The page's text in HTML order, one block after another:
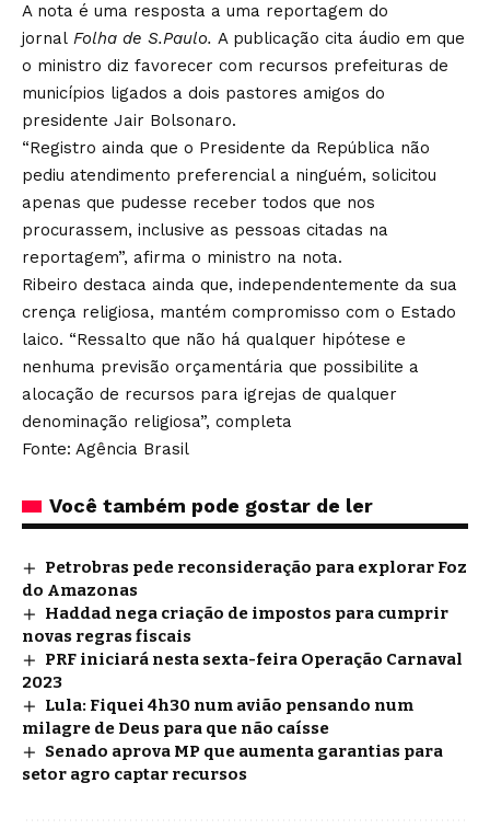
A nota é uma resposta a uma reportagem do
jornal Folha de S.Paulo. A publicação cita áudio em que
o ministro diz favorecer com recursos prefeituras de
municípios ligados a dois pastores amigos do
presidente Jair Bolsonaro.
“Registro ainda que o Presidente da República não
pediu atendimento preferencial a ninguém, solicitou
apenas que pudesse receber todos que nos
procurassem, inclusive as pessoas citadas na
reportagem”, afirma o ministro na nota.
Ribeiro destaca ainda que, independentemente da sua
crença religiosa, mantém compromisso com o Estado
laico. “Ressalto que não há qualquer hipótese e
nenhuma previsão orçamentária que possibilite a
alocação de recursos para igrejas de qualquer
denominação religiosa”, completa
Fonte: Agência Brasil
Você também pode gostar de ler
Petrobras pede reconsideração para explorar Foz
do Amazonas
Haddad nega criação de impostos para cumprir
novas regras fiscais
PRF iniciará nesta sexta-feira Operação Carnaval
2023
Lula: Fiquei 4h30 num avião pensando num
milagre de Deus para que não caísse
Senado aprova MP que aumenta garantias para
setor agro captar recursos